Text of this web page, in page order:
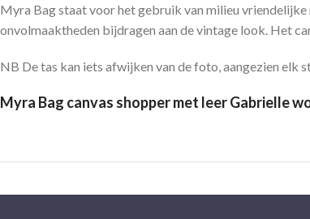
Myra Bag staat voor het gebruik van milieu
onvolmaaktheden bijdragen aan de vintage look. Het
NB De tas kan iets afwijken van de foto, aangezien elk
Myra Bag canvas shopper met leer Gabrielle